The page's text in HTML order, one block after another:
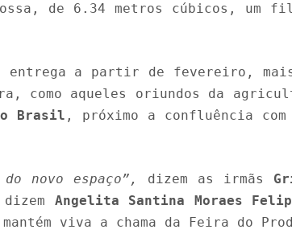
de 6.34 metros cúbicos, um
entrega a partir de fevereiro,
como aqueles oriundos da
Brasil , próximo a confluência com
novo espaço”, dizem as irmãs
dizem Angelita Santina Moraes
viva a chama da Feira do